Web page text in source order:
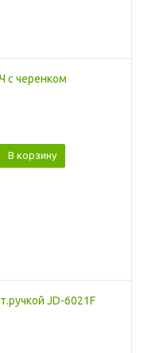
с черенком
В корзину
JD-6021F